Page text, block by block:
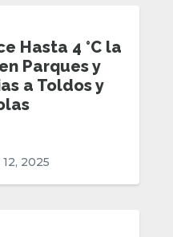
Hasta 4 °C la
Parques y
a Toldos y
2025